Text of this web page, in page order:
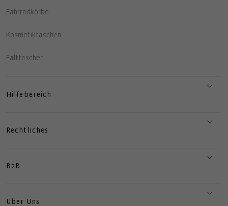
Fahrradkörbe
Kosmetiktaschen
Falttaschen
Hilfebereich
Rechtliches
B2B
Über Uns